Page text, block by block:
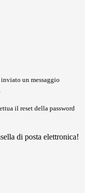
inviato un messaggio
il reset della password
di posta elettronica!